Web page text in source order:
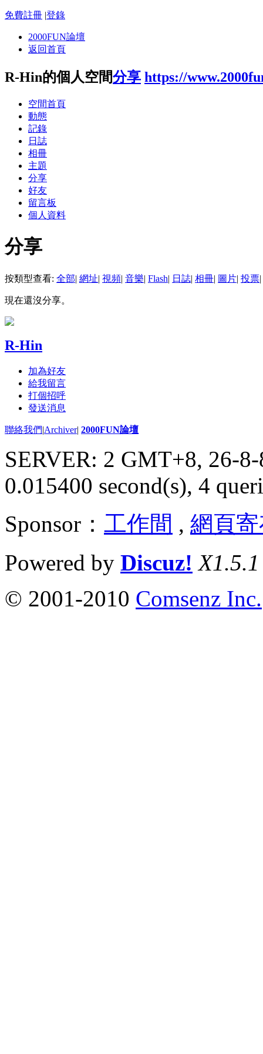
免費註冊 |登錄
2000FUN論壇
返回首頁
R-Hin的個人空間分享 https://
空間首頁
動態
記錄
日誌
相冊
主題
分享
好友
留言板
個人資料
分享
按類型查看: 全部| 網址| 視頻| 音樂| Flash| 日誌| 相冊| 圖片| 投票|
現在還沒分享。
R-Hin
加為好友
給我留言
打個招呼
發送消息
聯絡我們|Archiver| 2000FUN論壇
SERVER: 2 GMT+8, 26-
0.015400 second(s), 4
Sponsor： 工作間 , 網頁
Powered by Discuz! X1.5.1
© 2001-2010 Comsenz Inc.